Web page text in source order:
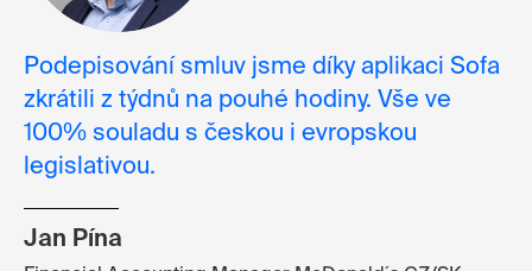
Podepisování smluv jsme díky aplikaci Sofa
zkrátili z týdnů na pouhé hodiny. Vše ve
100% souladu s českou i evropskou
legislativou.
Jan Pína